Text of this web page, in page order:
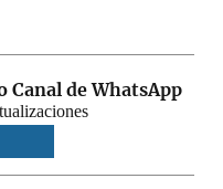
Canal de WhatsApp